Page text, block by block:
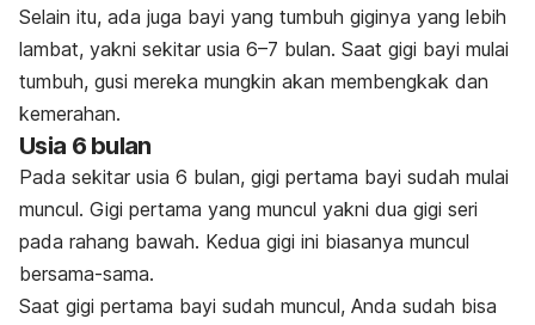
Selain itu, ada juga bayi yang tumbuh giginya yang lebih
lambat, yakni sekitar usia 6–7 bulan. Saat gigi bayi mulai
tumbuh, gusi mereka mungkin akan membengkak dan
kemerahan.
Usia 6 bulan
Pada sekitar usia 6 bulan, gigi pertama bayi sudah mulai
muncul. Gigi pertama yang muncul yakni dua gigi seri
pada rahang bawah. Kedua gigi ini biasanya muncul
bersama-sama.
Saat gigi pertama bayi sudah muncul, Anda sudah bisa